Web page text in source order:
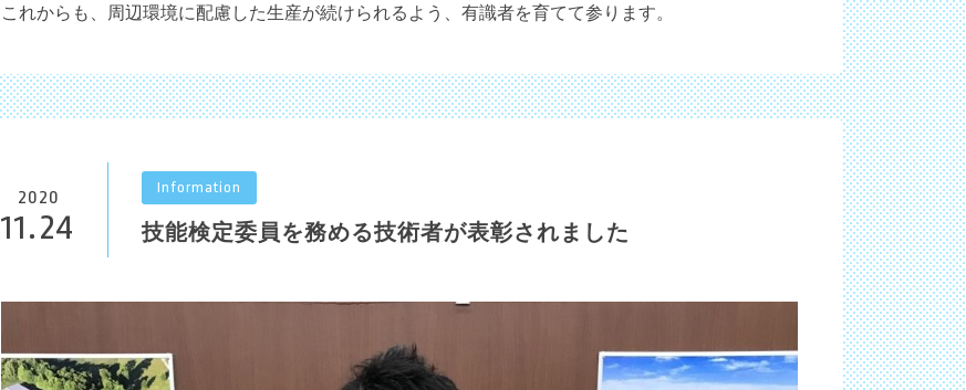
これからも、周辺環境に配慮した生産が続けられるよう、有識者を育てて参ります。
2020
11.24
Information
技能検定委員を務める技術者が表彰されました